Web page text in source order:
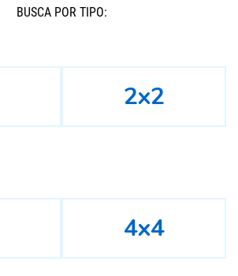
BUSCÁ POR TIPO:
2x2
4x4